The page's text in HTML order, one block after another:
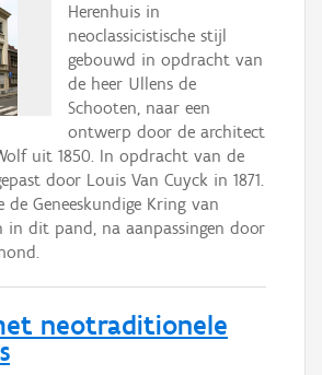
Herenhuis in
neoclassicistische stijl
gebouwd in opdracht van
de heer Ullens de
Schooten, naar een
ontwerp door de architect
uit 1850. In opdracht van de
door Louis Van Cuyck in 1871.
de Geneeskundige Kring van
in dit pand, na aanpassingen door
neotraditionele